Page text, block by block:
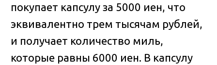
покупает капсулу за 5000 иен, что
эквивалентно трем тысячам рублей,
и получает количество миль,
которые равны 6000 иен. В капсулу